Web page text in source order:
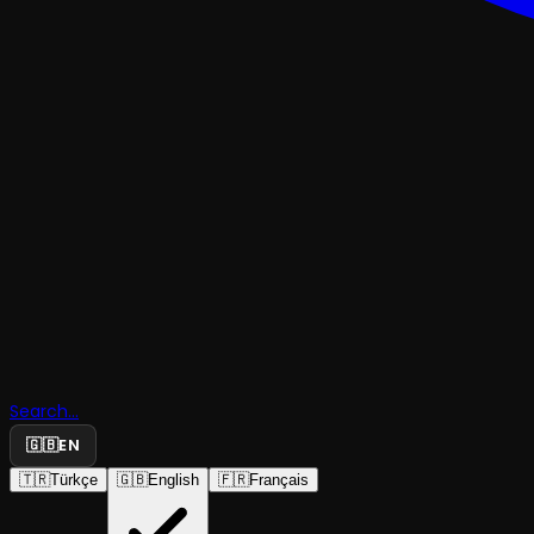
Search...
🇬🇧EN
🇹🇷Türkçe 🇬🇧English 🇫🇷Français
Gece